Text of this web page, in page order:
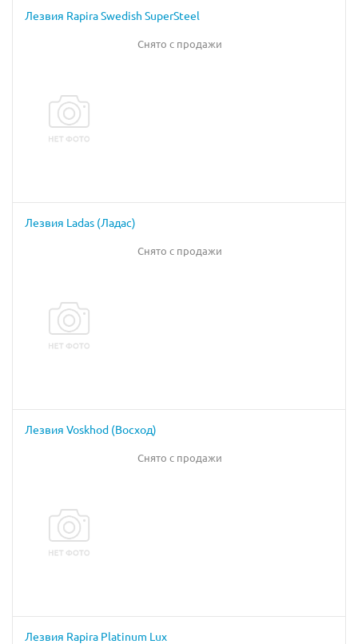
Лезвия Rapira Swedish SuperSteel
Снято с продажи
Лезвия Ladas (Ладас)
Снято с продажи
Лезвия Voskhod (Восход)
Снято с продажи
Лезвия Rapira Platinum Lux